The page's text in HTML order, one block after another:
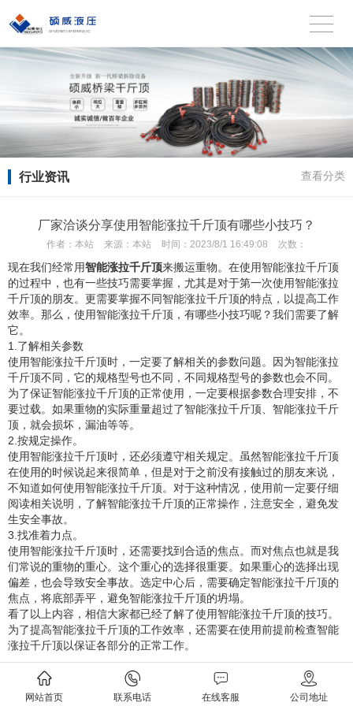
行业资讯 查看分类
厂家洽谈分享使用智能涨拉千斤顶有哪些小技巧？
作者： 本站 来源： 本站 时间： 2023/8/1 16:49:08 次数：
现在我们经常用智能涨拉千斤顶来搬运重物。在使用智能涨拉千斤顶
的过程中，也有一些技巧需要掌握，尤其是对于第一次使用智能涨拉
千斤顶的朋友。更需要掌握不同智能涨拉千斤顶的特点，以提高工作
效率。那么，使用智能涨拉千斤顶，有哪些小技巧呢？我们需要了解
它。
1.了解相关参数
使用智能涨拉千斤顶时，一定要了解相关的参数问题。因为智能涨拉
千斤顶不同，它的规格型号也不同，不同规格型号的参数也会不同。
为了保证智能涨拉千斤顶的正常使用，一定要根据参数合理安排，不
要过载。如果重物的实际重量超过了智能涨拉千斤顶、智能涨拉千斤
顶，就会损坏，漏油等等。
2.按规定操作。
使用智能涨拉千斤顶时，还必须遵守相关规定。虽然智能涨拉千斤顶
在使用的时候说起来很简单，但是对于之前没有接触过的朋友来说，
不知道如何使用智能涨拉千斤顶。对于这种情况，使用前一定要仔细
阅读相关说明，了解智能涨拉千斤顶的正常操作，注意安全，避免发
生安全事故。
3.找准着力点。
使用智能涨拉千斤顶时，还需要找到合适的焦点。而对焦点也就是我
们常说的重物的重心。这个重心的选择很重要。如果重心的选择出现
偏差，也会导致安全事故。选定中心后，需要确定智能涨拉千斤顶的
焦点，将底部弄平，避免智能涨拉千斤顶的坍塌。
看了以上内容，相信大家都已经了解了使用智能涨拉千斤顶的技巧。
为了提高智能涨拉千斤顶的工作效率，还需要在使用前提前检查智能
涨拉千斤顶以保证各部分的正常工作。
上一条：
下一条：洽谈同步顶升千斤顶的十二点操作说明中的注意事项
网站首页 联系电话 在线客服 公司地址